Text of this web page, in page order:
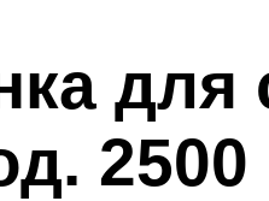
для